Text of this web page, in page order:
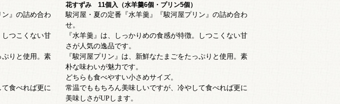
』の詰め合わ
しつこくない甘
りと使用。素
食べれば更に
花すずみ 11個入（水羊羹6個・プリン5個）
駿河屋・夏の定番『水羊羹』『駿河屋プリン』の詰め合わ
せ。
『水羊羹』は、しっかりめの食感が特徴。しつこくない甘
さが人気の逸品です。
『駿河屋プリン』は、 新鮮なたまごをたっぷりと使用。素
朴な味わいが魅力です。
どちらも食べやすい小さめサイズ。
常温でももちろん美味しいですが、冷やして食べれば更に
美味しさがUPします。